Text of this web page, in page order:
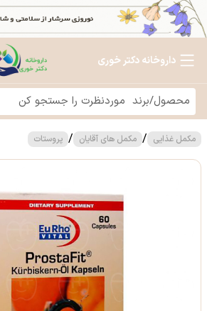
داروخانه دکتر خوری
مکمل غذایی / مکمل های آقایان / پروستات